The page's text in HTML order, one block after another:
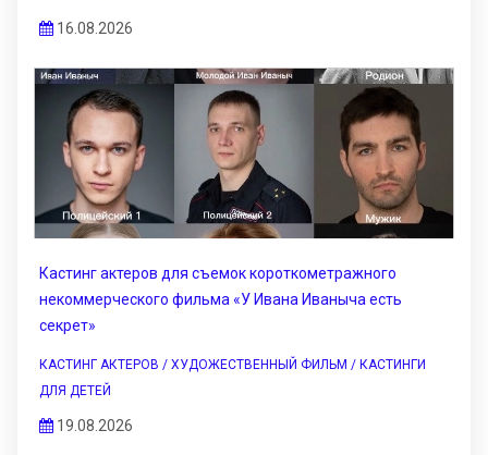
16.08.2026
Кастинг актеров для съемок короткометражного
некоммерческого фильма «У Ивана Иваныча есть
секрет»
КАСТИНГ АКТЕРОВ / ХУДОЖЕСТВЕННЫЙ ФИЛЬМ / КАСТИНГИ
ДЛЯ ДЕТЕЙ
19.08.2026